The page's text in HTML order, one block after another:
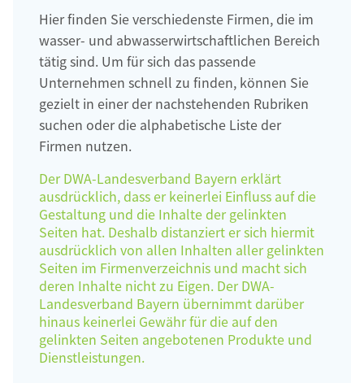
Hier finden Sie verschiedenste Firmen, die im
wasser- und abwasserwirtschaftlichen Bereich
tätig sind. Um für sich das passende
Unternehmen schnell zu finden, können Sie
gezielt in einer der nachstehenden Rubriken
suchen oder die alphabetische Liste der
Firmen nutzen.
Der DWA-Landesverband Bayern erklärt
ausdrücklich, dass er keinerlei Einfluss auf die
Gestaltung und die Inhalte der gelinkten
Seiten hat. Deshalb distanziert er sich hiermit
ausdrücklich von allen Inhalten aller gelinkten
Seiten im Firmenverzeichnis und macht sich
deren Inhalte nicht zu Eigen. Der DWA-
Landesverband Bayern übernimmt darüber
hinaus keinerlei Gewähr für die auf den
gelinkten Seiten angebotenen Produkte und
Dienstleistungen.